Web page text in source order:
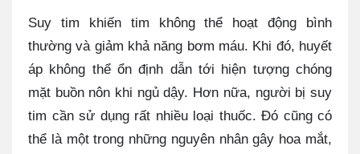
Suy tim khiến tim không thể hoạt động bình
thường và giảm khả năng bơm máu. Khi đó, huyết
áp không thể ổn định dẫn tới hiện tượng chóng
mặt buồn nôn khi ngủ dậy. Hơn nữa, người bị suy
tim cần sử dụng rất nhiều loại thuốc. Đó cũng có
thể là một trong những nguyên nhân gây hoa mắt,